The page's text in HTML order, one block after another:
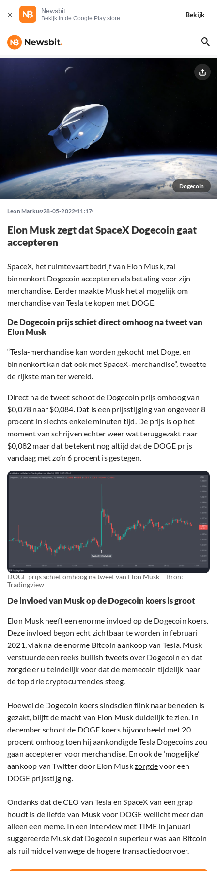
Newsbit
Bekijk in de Google Play store
Bekijk
Dogecoin
Leon Markus 28-05-2022 11:17
Elon Musk zegt dat SpaceX Dogecoin gaat
accepteren
SpaceX, het ruimtevaartbedrijf van Elon Musk, zal
binnenkort Dogecoin accepteren als betaling voor zijn
merchandise. Eerder maakte Musk het al mogelijk om
merchandise van Tesla te kopen met DOGE.
De Dogecoin prijs schiet direct omhoog na tweet van
Elon Musk
“Tesla-merchandise kan worden gekocht met Doge, en
binnenkort kan dat ook met SpaceX-merchandise”, tweette
de rijkste man ter wereld.
Direct na de tweet schoot de Dogecoin prijs omhoog van
$0,078 naar $0,084. Dat is een prijsstijging van ongeveer 8
procent in slechts enkele minuten tijd. De prijs is op het
moment van schrijven echter weer wat teruggezakt naar
$0,082 maar dat betekent nog altijd dat de DOGE prijs
vandaag met zo’n 6 procent is gestegen.
DOGE prijs schiet omhoog na tweet van Elon Musk – Bron:
Tradingview
De invloed van Musk op de Dogecoin koers is groot
Elon Musk heeft een enorme invloed op de Dogecoin koers.
Deze invloed begon echt zichtbaar te worden in februari
2021, vlak na de enorme Bitcoin aankoop van Tesla. Musk
verstuurde een reeks bullish tweets over Dogecoin en dat
zorgde er uiteindelijk voor dat de memecoin tijdelijk naar
de top drie cryptocurrencies steeg.
Hoewel de Dogecoin koers sindsdien flink naar beneden is
gezakt, blijft de macht van Elon Musk duidelijk te zien. In
december schoot de DOGE koers bijvoorbeeld met 20
procent omhoog toen hij aankondigde Tesla Dogecoins zou
gaan accepteren voor merchandise. En ook de ‘mogelijke’
aankoop van Twitter door Elon Muskzorgdevoor een
DOGE prijsstijging.
Ondanks dat de CEO van Tesla en SpaceX van een grap
houdt is de liefde van Musk voor DOGE wellicht meer dan
alleen een meme. In een interview met TIME in januari
suggereerde Musk dat Dogecoin superieur was aan Bitcoin
als ruilmiddel vanwege de hogere transactiedoorvoer.